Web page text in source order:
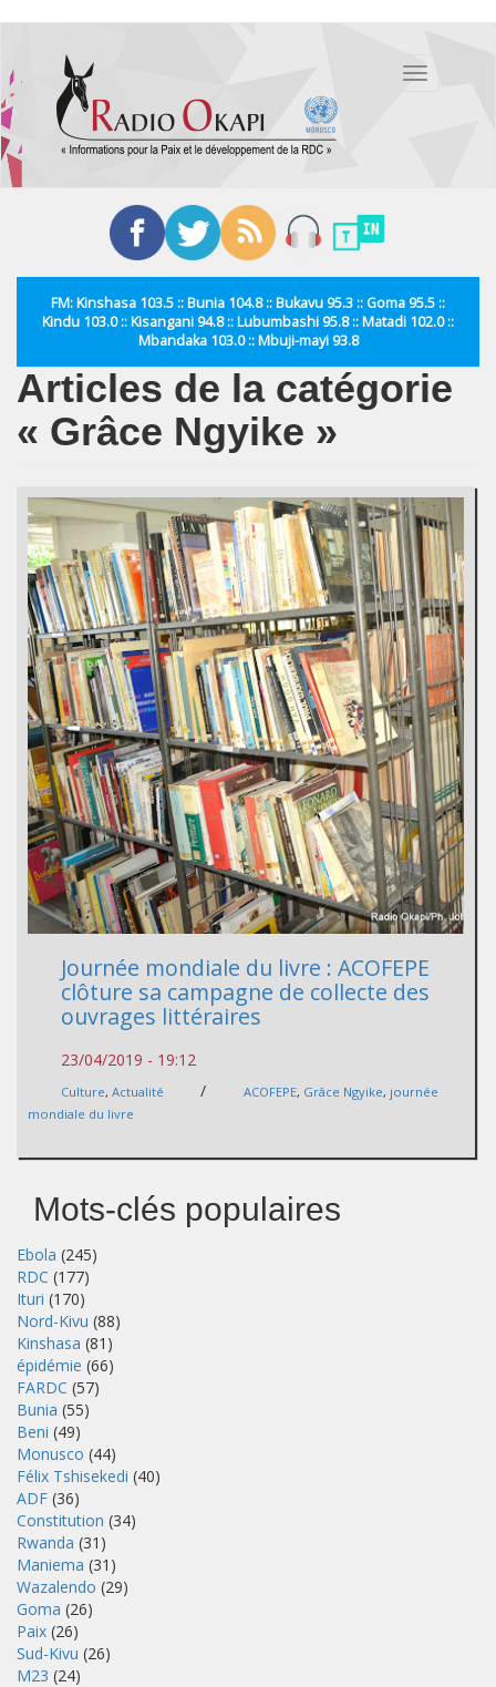
contenu
principal
Toggle
FM: Kinshasa 103.5 :: Bunia 104.8 :: Bukavu 95.3 :: Goma 95.5 ::
Kindu 103.0 :: Kisangani 94.8 :: Lubumbashi 95.8 :: Matadi 102.0 ::
Mbandaka 103.0 :: Mbuji-mayi 93.8
Articles de la catégorie
« Grâce Ngyike »
Journée mondiale du livre : ACOFEPE
clôture sa campagne de collecte des
ouvrages littéraires
23/04/2019 - 19:12
Culture, Actualité / ACOFEPE, Grâce Ngyike, journée
mondiale du livre
Mots-clés populaires
Ebola (245)
RDC (177)
Ituri (170)
Nord-Kivu (88)
Kinshasa (81)
épidémie (66)
FARDC (57)
Bunia (55)
Beni (49)
Monusco (44)
Félix Tshisekedi (40)
ADF (36)
Constitution (34)
Rwanda (31)
Maniema (31)
Wazalendo (29)
Goma (26)
Paix (26)
Sud-Kivu (26)
M23 (24)